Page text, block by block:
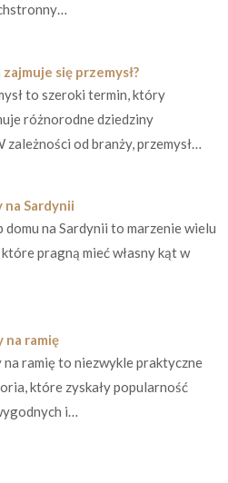
zajmuje się przemysł?
to szeroki termin, który
różnorodne dziedziny
od branży, przemysł…
na Sardynii
domu na Sardynii to marzenie wielu
pragną mieć własny kąt w
na ramię
na ramię to niezwykle praktyczne
które zyskały popularność
i…